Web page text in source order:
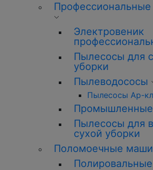
Электровеник
Пылесосы для
уборки
Пылеводососы
Пылесосы Ар-
Пылесосы для
сухой уборки
Поломоечные